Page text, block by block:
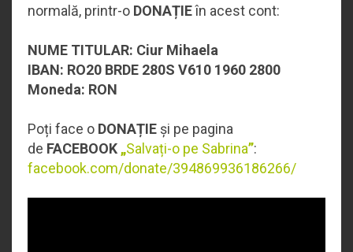
normală, printr-o DONAȚIEîn acest cont:
NUME TITULAR: Ciur Mihaela
IBAN: RO20 BRDE 280S V610 1960 2800
Moneda: RON
Poți face o DONAȚIE și pe pagina
de FACEBOOK „Salvați-o pe Sabrina”:
facebook.com/donate/394869936186266/